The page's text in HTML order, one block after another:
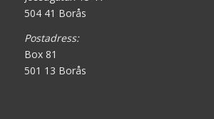
504 41 Borås
Postadress:
Box 81
501 13 Borås